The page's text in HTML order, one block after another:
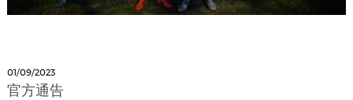
01/09/2023
官方通告